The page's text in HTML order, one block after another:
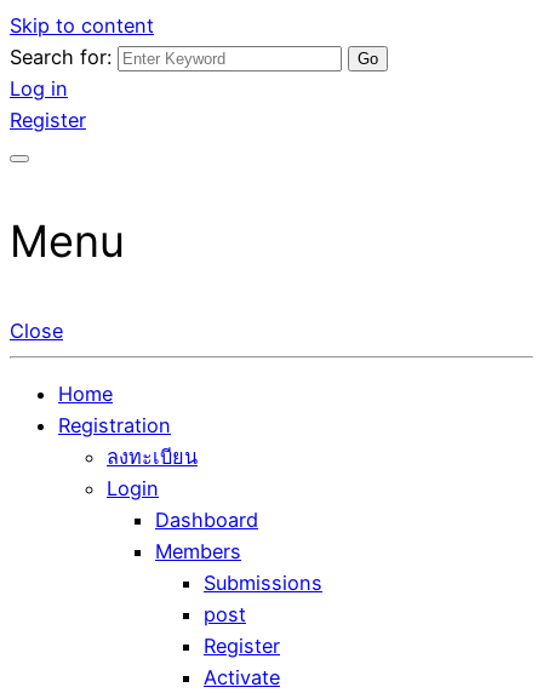
Skip to content
รับจ้างโพสต์ขายบ้าน ขายของ ติดหน้าแรก Google Ai Search
ราคาถูกที่สุด! เน้นความคุ้มค่า "ถูกและดีมีอยู่จริง" (เหมาะกับ
พ่อค้าแม่ค้า) บริการโพสต์เว็บบอร์ด SEO การันตีงานดี 100%
ขายบ้านไม่ออก ขายสินค้าไม่ได้ บอกเรา! รับจ้างลงโพสต์อสัง
หาฯ รับโพสเว็บบอร์ดSEO ดันติดหน้าแรก Google AI ชัวร์ 🎯
… ให้เราจัดการให้! ด้วยระบบ AI Search & SEO ที่แม่นยำที่สุด
Search for:
Log in
Register
Menu
Close
Home
Registration
ลงทะเบียน
Login
Dashboard
Members
Submissions
post
Register
Activate